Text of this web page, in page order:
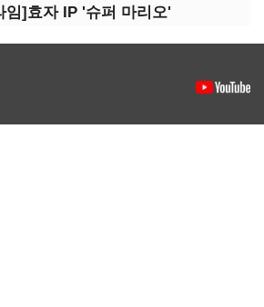
임]효자 IP '슈퍼 마리오'